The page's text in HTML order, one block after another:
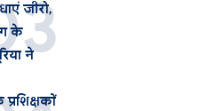
जीरो,
के
ने